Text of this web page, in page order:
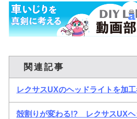
関連記事
レクサスUXのヘッドライトを加
殻割りが変わる!? レクサスUXヘ